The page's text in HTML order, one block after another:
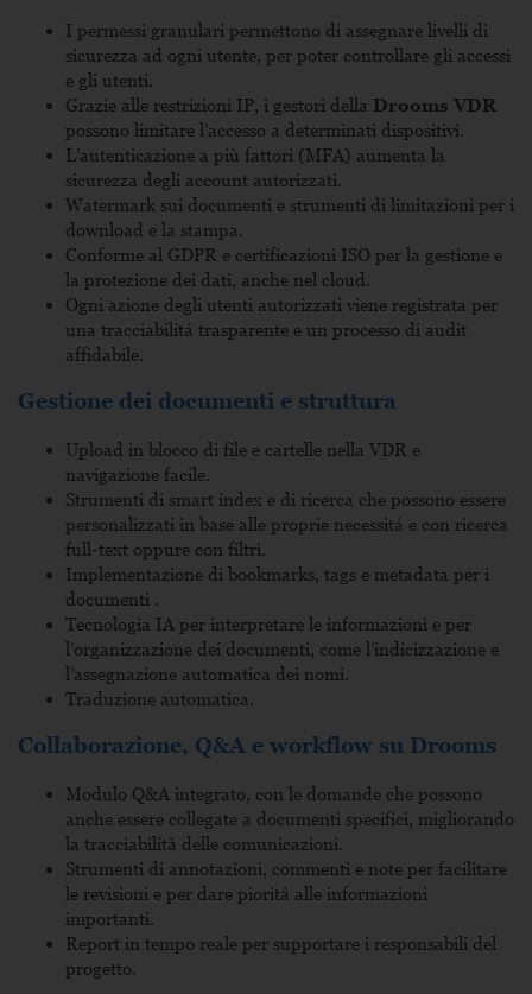
I permessi granulari permettono di assegnare livelli di
sicurezza ad ogni utente, per poter controllare gli accessi
e gli utenti.
Grazie alle restrizioni IP, i gestori della Drooms VDR
possono limitare l’accesso a determinati dispositivi.
L’autenticazione a più fattori (MFA) aumenta la
sicurezza degli account autorizzati.
Watermark sui documenti e strumenti di limitazioni per i
download e la stampa.
Conforme al GDPR e certificazioni ISO per la gestione e
la protezione dei dati, anche nel cloud.
Ogni azione degli utenti autorizzati viene registrata per
una tracciabilitá trasparente e un processo di audit
affidabile.
Gestione dei documenti e struttura
Upload in blocco di file e cartelle nella VDR e
navigazione facile.
Strumenti di smart index e di ricerca che possono essere
personalizzati in base alle proprie necessitá e con ricerca
full-text oppure con filtri.
Implementazione di bookmarks, tags e metadata per i
documenti .
Tecnologia IA per interpretare le informazioni e per
l’organizzazione dei documenti, come l’indicizzazione e
l’assegnazione automatica dei nomi.
Traduzione automatica.
Collaborazione, Q&A e workflow su Drooms
Modulo Q&A integrato, con le domande che possono
anche essere collegate a documenti specifici, migliorando
la tracciabilità delle comunicazioni.
Strumenti di annotazioni, commenti e note per facilitare
le revisioni e per dare pioritá alle informazioni
importanti.
Report in tempo reale per supportare i responsabili del
progetto.